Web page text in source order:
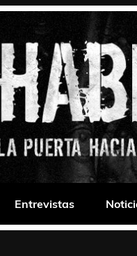
Entrevistas